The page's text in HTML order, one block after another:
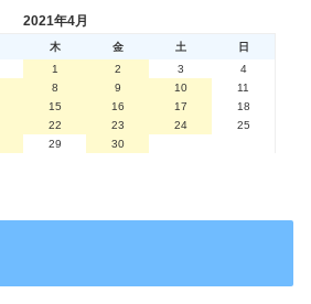
2021年4月
木 金 土
日
1
2 3
4
8 9 10
11
15 16 17
18
22 23 24
25
29 30